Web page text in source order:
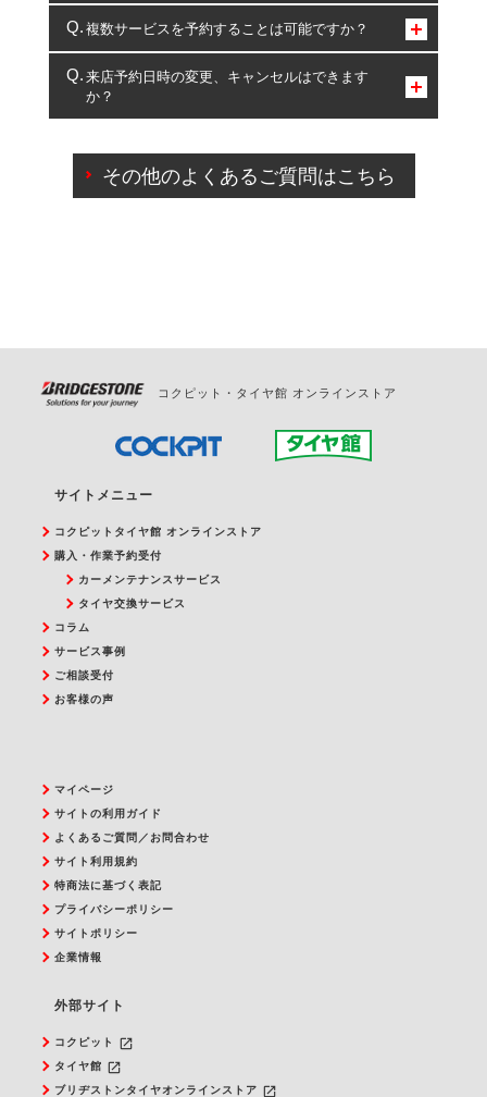
コクピット・タイヤ館のみとなります。
複数サービスを予約することは可能ですか？
複数サービスのご予約は可能です。
一部の商品・サービスの組み合わせに限り、同時にご予約が
出来ないものもございます。
来店予約日時の変更、キャンセルはできます
か？
ご来店予約日の3営業日前を過ぎている場合のご予約
の日時変更につきましては、直接ご予約の店舗まで
その他のよくあるご質問はこちら
コクピット・タイヤ館 オンラインストア
サイトメニュー
コクピットタイヤ館 オンラインストア
購入・作業予約受付
カーメンテナンスサービス
タイヤ交換サービス
コラム
サービス事例
ご相談受付
お客様の声
マイページ
サイトの利用ガイド
よくあるご質問／お問合わせ
サイト利用規約
特商法に基づく表記
プライバシーポリシー
サイトポリシー
企業情報
外部サイト
コクピット launch
タイヤ館 launch
ブリヂストンタイヤオンラインストア launch